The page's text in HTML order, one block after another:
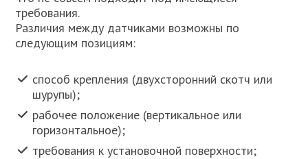
требования.
Различия между датчиками возможны по
следующим позициям:
способ крепления (двухсторонний скотч или
шурупы);
рабочее положение (вертикальное или
горизонтальное);
требования к установочной поверхности;